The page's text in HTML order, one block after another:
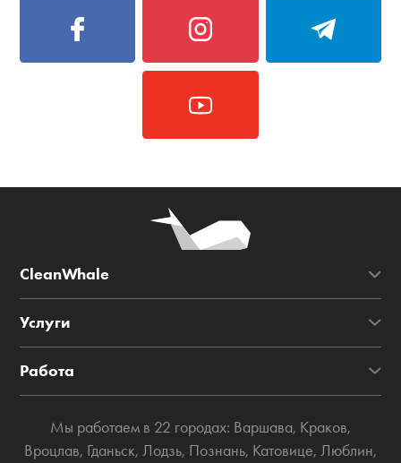
CleanWhale
Услуги
Работа
Мы работаем в 22 городах: Варшава, Краков,
Вроцлав, Гданьск, Лодзь, Познань, Катовице, Люблин,